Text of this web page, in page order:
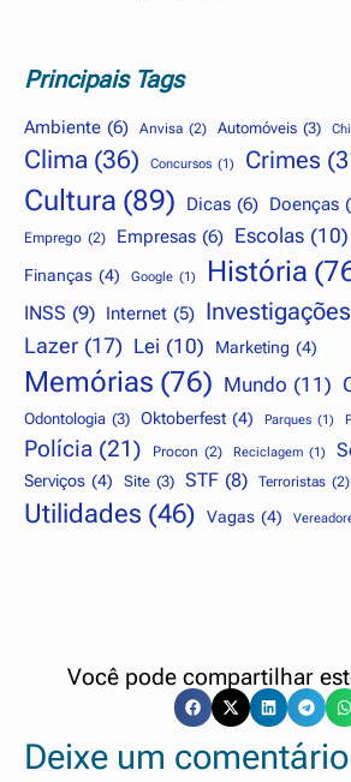
Principais Tags
Ambiente (6) Anvisa (2) Automóveis (3)
Clima (36) Concursos (1) Crimes
Cultura (89) Dicas (6) Doenças
Emprego (2) Empresas (6) Escolas (10)
Finanças (4) Google (1) História
INSS (9) Internet (5) Investigações
Lazer (17) Lei (10) Marketing (4)
Memórias (76) Mundo (11)
Odontologia (3) Oktoberfest (4) Parques (1)
Polícia (21) Procon (2) Reciclagem (1)
Serviços (4) Site (3) STF (8) Terroristas (2)
Utilidades (46) Vagas (4)
Você pode compartilhar
Deixe um comentário